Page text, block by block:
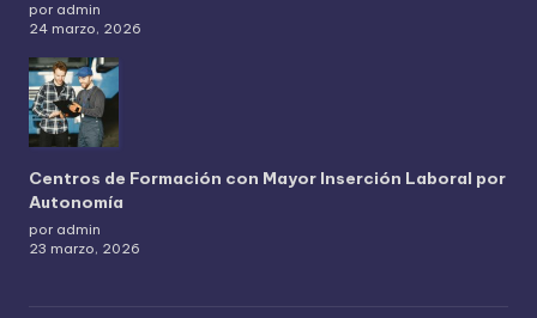
por admin
24 marzo, 2026
Centros de Formación con Mayor Inserción Laboral por
Autonomía
por admin
23 marzo, 2026